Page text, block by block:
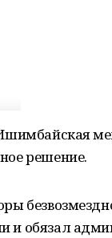
решение.
и обязал